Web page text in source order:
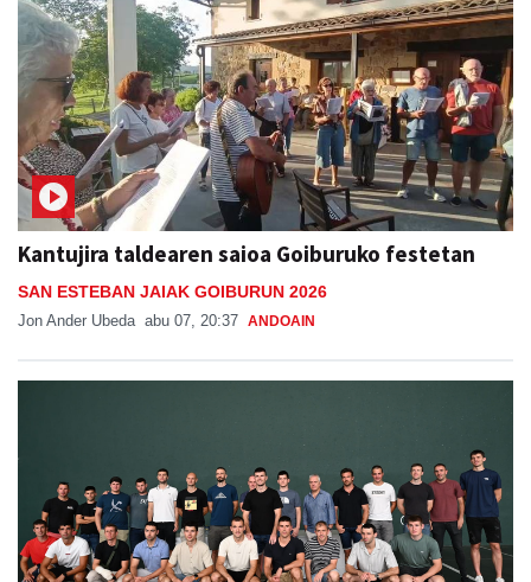
Kantujira taldearen saioa Goiburuko festetan
SAN ESTEBAN JAIAK GOIBURUN 2026
Jon Ander Ubeda abu 07, 20:37 ANDOAIN